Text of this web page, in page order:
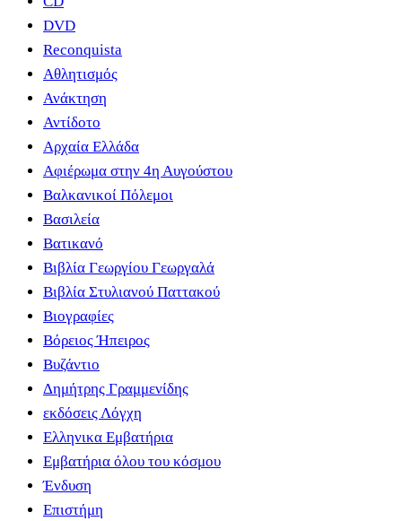
DVD
Reconquista
Αθλητισμός
Ανάκτηση
Αντίδοτο
Αρχαία Ελλάδα
Αφιέρωμα στην 4η Αυγούστου
Βαλκανικοί Πόλεμοι
Βασιλεία
Βατικανό
Βιβλία Γεωργίου Γεωργαλά
Βιβλία Στυλιανού Παττακού
Βιογραφίες
Βόρειος Ήπειρος
Βυζάντιο
Δημήτρης Γραμμενίδης
εκδόσεις Λόγχη
Ελληνικα Εμβατήρια
Εμβατήρια όλου του κόσμου
Ένδυση
Επιστήμη